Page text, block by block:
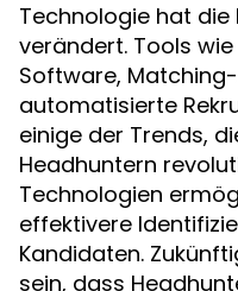
Technologie hat die
verändert. Tools
Software,
automatisierte
einige der Trends,
Headhuntern
Technologien
effektivere
Kandidaten.
sein, dass